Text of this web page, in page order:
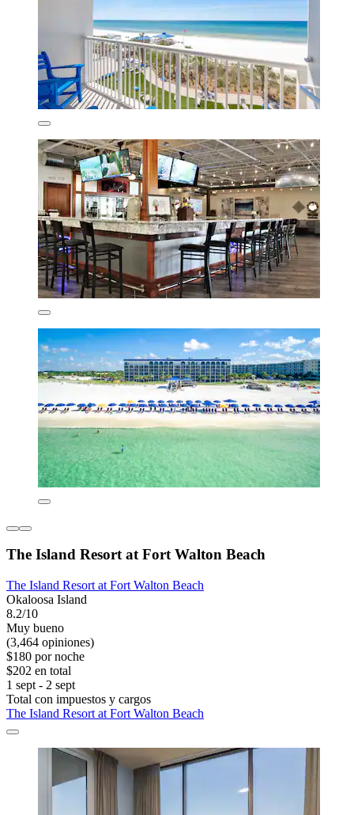
The Island Resort at Fort Walton Beach
The Island Resort at Fort Walton Beach
Okaloosa Island
8.2/10
Muy bueno
(3,464 opiniones)
$180 por noche
$202 en total
1 sept - 2 sept
Total con impuestos y cargos
The Island Resort at Fort Walton Beach